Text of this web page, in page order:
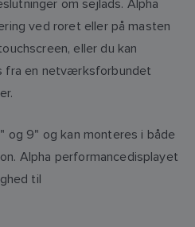
om sejlads. Alpha
ved roret eller på masten
eller du kan
fra en netværksforbundet
og 9" og kan monteres i både
Alpha performancedisplayet
til